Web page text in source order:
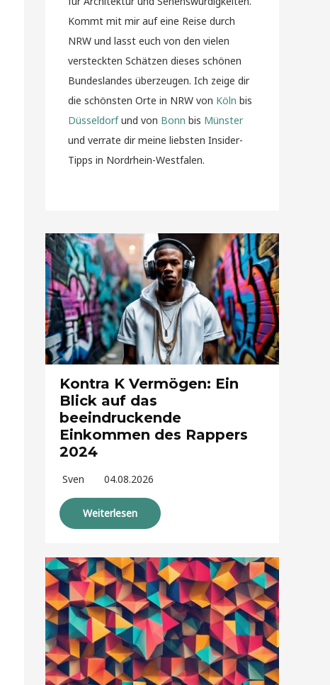
Kommt mit mir auf eine Reise durch
NRW und lasst euch von den vielen
versteckten Schätzen dieses schönen
Bundeslandes überzeugen. Ich zeige dir
die schönsten Orte in NRW von Köln bis
Düsseldorfund von Bonn bis Münster
und verrate dir meine liebsten Insider-
Tipps in Nordrhein-Westfalen.
Kontra K Vermögen: Ein
Blick auf das
beeindruckende
Einkommen des Rappers
2024
Sven 04.08.2026
Weiterlesen